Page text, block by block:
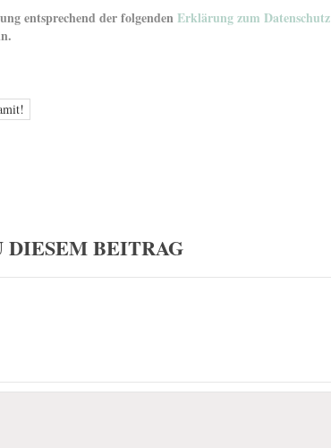
entsprechend der folgendenErklärung zum Datenschutz
BEITRAG